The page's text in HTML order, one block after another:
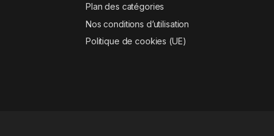
Plan des catégories
Nos conditions d’utilisation
Politique de cookies (UE)